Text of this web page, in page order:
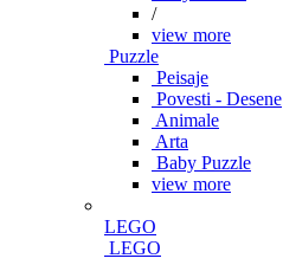
/
view more
Puzzle
Peisaje
Povesti - Desene
Animale
Arta
Baby Puzzle
view more
LEGO
LEGO